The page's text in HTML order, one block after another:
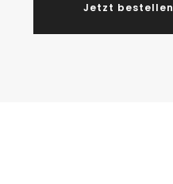
Jetzt bestellen